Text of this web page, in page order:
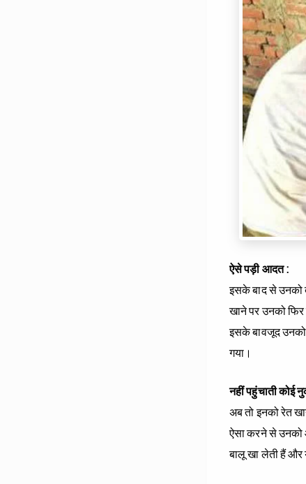
ऐसे पड़ी आदत:
इसके बाद से उनको
खाने पर उनको
इसके बावजूद उनको
गया।
नहीं पहुंचाती कोई
अब तो इनको रेत
ऐसा करने से उनको
बालू खा लेती हैं और